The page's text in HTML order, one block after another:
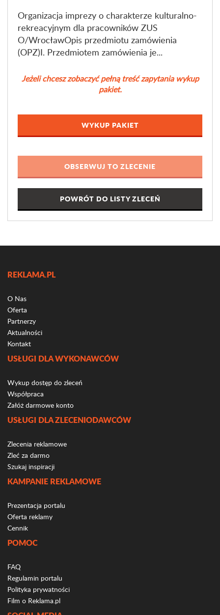
Organizacja imprezy o charakterze kulturalno-
rekreacyjnym dla pracowników ZUS
O/WrocławOpis przedmiotu zamówienia
(OPZ)I. Przedmiotem zamówienia je...
Jeżeli chcesz zobaczyć pełną treść zapytania wykup
pakiet.
WYKUP PAKIET
POWRÓT DO LISTY ZLECEŃ
REKLAMA.PL
O Nas
Oferta
Partnerzy
Aktualności
Kontakt
USŁUGI DLA WYKONAWCÓW
Wykup dostęp do zleceń
Współpraca
Załóż darmowe konto
USŁUGI DLA ZLECENIODAWCÓW
Zlecenia reklamowe
Zleć za darmo
Szukaj inspiracji
KAMPANIE REKLAMOWE
Prezentacja portalu
Oferta reklamy
Cennik
POMOC
FAQ
Regulamin portalu
Polityka prywatności
Film o Reklama.pl